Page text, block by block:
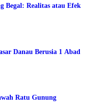
Begal: Realitas atau Efek
Danau Berusia 1 Abad
Ratu Gunung